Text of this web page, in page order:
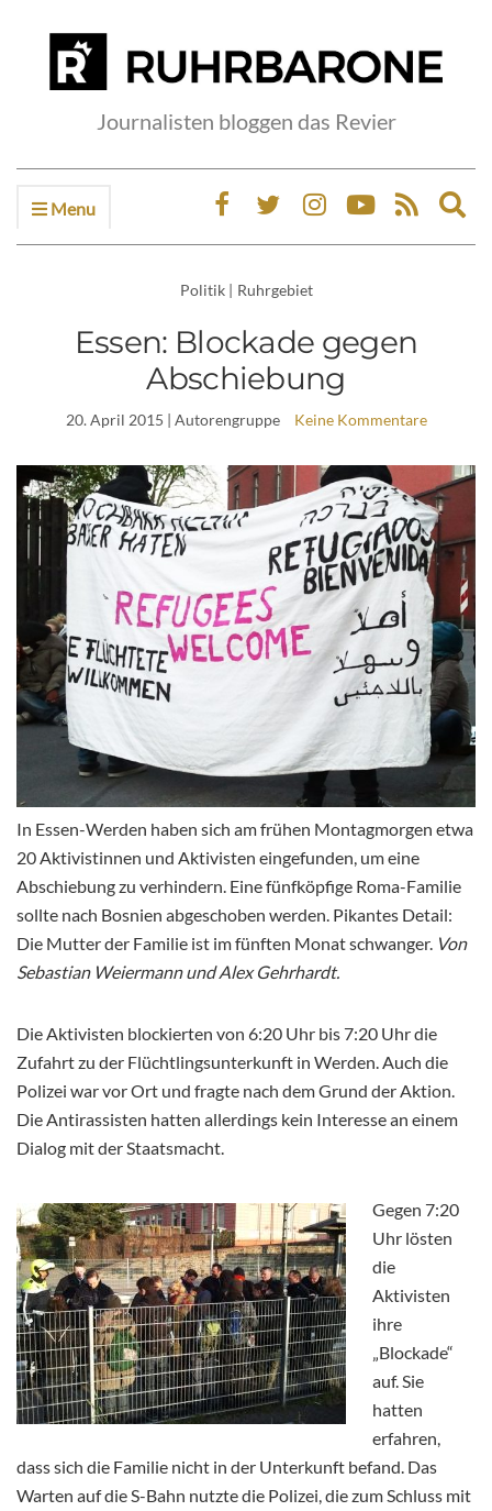
Journalisten bloggen das Revier
Menu
Politik | Ruhrgebiet
Essen: Blockade gegen
Abschiebung
20. April 2015 | Autorengruppe Keine Kommentare
In Essen-Werden haben sich am frühen Montagmorgen etwa
20 Aktivistinnen und Aktivisten eingefunden, um eine
Abschiebung zu verhindern. Eine fünfköpfige Roma-Familie
sollte nach Bosnien abgeschoben werden. Pikantes Detail:
Die Mutter der Familie ist im fünften Monat schwanger. Von
Sebastian Weiermann und Alex Gehrhardt.
Die Aktivisten blockierten von 6:20 Uhr bis 7:20 Uhr die
Zufahrt zu der Flüchtlingsunterkunft in Werden. Auch die
Polizei war vor Ort und fragte nach dem Grund der Aktion.
Die Antirassisten hatten allerdings kein Interesse an einem
Dialog mit der Staatsmacht.
Gegen 7:20
Uhr lösten
die
Aktivisten
ihre
„Blockade“
auf. Sie
hatten
erfahren,
dass sich die Familie nicht in der Unterkunft befand. Das
Warten auf die S-Bahn nutzte die Polizei, die zum Schluss mit